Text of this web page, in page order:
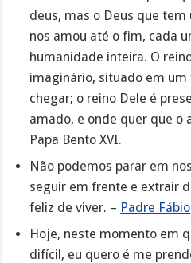
deus, mas o Deus que
nos amou até o fim, cada
humanidade inteira. O
imaginário, situado em um
chegar; o reino Dele é
amado, e onde quer que o
Papa Bento XVI.
Não podemos parar em
seguir em frente e extrair
feliz de viver. – Padre Fábio
Hoje, neste momento em
difícil, eu quero é me